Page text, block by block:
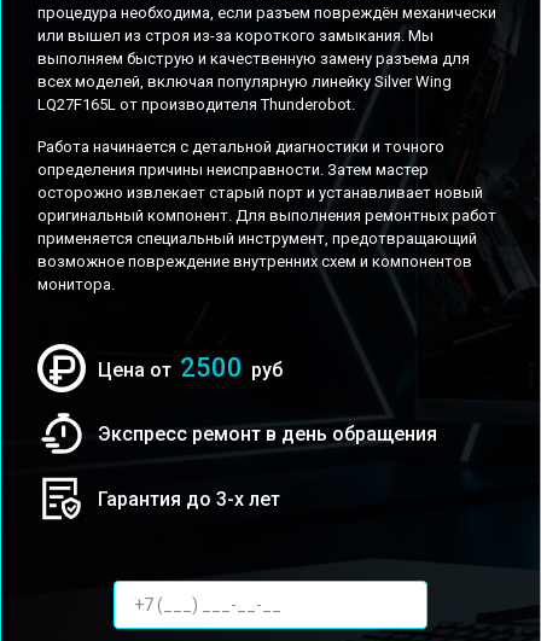
процедура необходима, если разъем повреждён механически
или вышел из строя из-за короткого замыкания. Мы
выполняем быструю и качественную замену разъема для
всех моделей, включая популярную линейку Silver Wing
LQ27F165L от производителя Thunderobot.
Работа начинается с детальной диагностики и точного
определения причины неисправности. Затем мастер
осторожно извлекает старый порт и устанавливает новый
оригинальный компонент. Для выполнения ремонтных работ
применяется специальный инструмент, предотвращающий
возможное повреждение внутренних схем и компонентов
монитора.
Цена от 2500 руб
Экспресс ремонт в день обращения
Гарантия до 3-х лет